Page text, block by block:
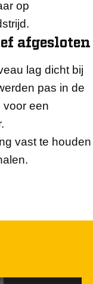
op
afgesloten
lag dicht bij
pas in de
voor een
vast te houden